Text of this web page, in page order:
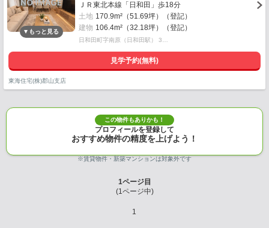
ＪＲ東北本線「日和田」歩18分
土地 170.9m²（51.69坪）（登記）
建物 106.4m²（32.18坪）（登記）
日和田町字南原（日和田駅） 3…
見学予約(無料)
東海住宅(株)郡山支店
この物件もありかも！
プロフィールを登録して
おすすめ物件の精度を上げよう！
※賃貸物件・新築マンションは対象外です
1ページ目
(1ページ中)
1